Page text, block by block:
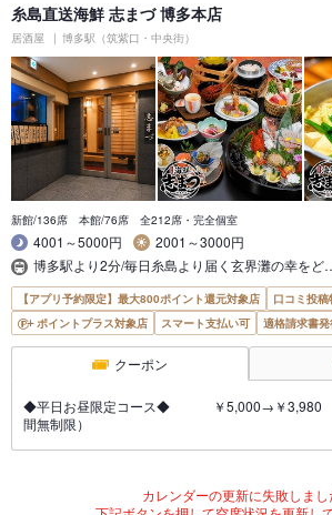
糸島直送海鮮 志まづ 博多本店
居酒屋 博多駅（筑紫口・中央街）
新館/136席 本館/76席 全212席・完全個室
4001～5000円
2001～3000円
博多駅より2分/毎日糸島より届く玄界灘の幸をど
【アプリ予約限定】最大800ポイント還元対象店
口コミ投
ポイントプラス対象店
スマート支払い可 適格請求書
クーポン
◆平日お昼限定コース◆ ￥5,000→￥3,980
間無制限）
カレンダーの更新に失敗しまし